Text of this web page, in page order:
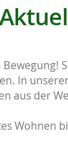
In
aus der
Wohnen